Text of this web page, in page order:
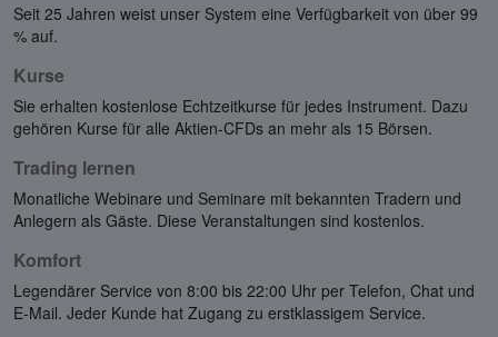
Seit 25 Jahren weist unser System eine Verfügbarkeit von über 99
% auf.
Kurse
Sie erhalten kostenlose Echtzeitkurse für jedes Instrument. Dazu
gehören Kurse für alle Aktien-CFDs an mehr als 15 Börsen.
Trading lernen
Monatliche Webinare und Seminare mit bekannten Tradern und
Anlegern als Gäste. Diese Veranstaltungen sind kostenlos.
Komfort
Legendärer Service von 8:00 bis 22:00 Uhr per Telefon, Chat und
E-Mail. Jeder Kunde hat Zugang zu erstklassigem Service.